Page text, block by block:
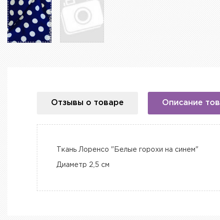
Отзывы о товаре Описание
Ткань Лоренсо "Белые горохи на синем"
Диаметр 2,5 см